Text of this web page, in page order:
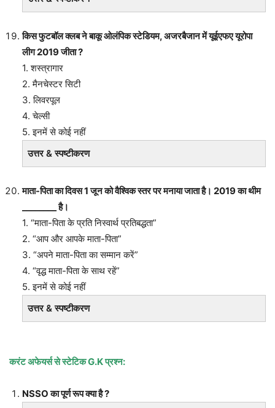
किस फुटबॉल क्लब ने बाकू ओलंपिक स्टेडियम, अजरबैजान में यूईएफए यूरोपा
लीग 2019 जीता ?
1. शस्त्रागार
2. मैनचेस्टर सिटी
3. लिवरपूल
4. चेल्सी
5. इनमें से कोई नहीं
उत्तर & स्पष्टीकरण
माता-पिता का दिवस 1 जून को वैश्विक स्तर पर मनाया जाता है। 2019 का थीम
________ है।
1. “माता-पिता के प्रति निस्वार्थ प्रतिबद्धता”
2. “आप और आपके माता-पिता”
3. “अपने माता-पिता का सम्मान करें”
4. “वृद्ध माता-पिता के साथ रहें”
5. इनमें से कोई नहीं
उत्तर & स्पष्टीकरण
करंट अफेयर्स से स्टेटिकG.K प्रश्न:
NSSO का पूर्ण रूप क्या है ?